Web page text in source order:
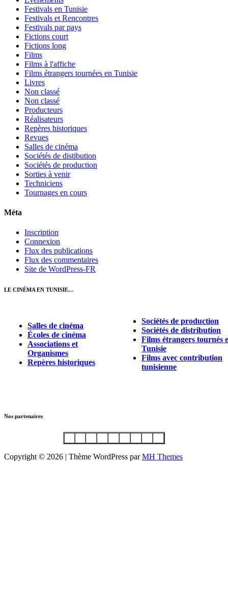
Festivals en Tunisie
Festivals et Rencontres
Festivals par pays
Fictions court
Fictions long
Films
Films à l'affiche
Films étrangers tournées en Tunisie
Livres
Non classé
Non classé
Producteurs
Réalisateurs
Repères historiques
Revues
Salles de cinéma
Sociétés de distibution
Sociétés de production
Sorties à venir
Techniciens
Tournages en cours
Méta
Inscription
Connexion
Flux des publications
Flux des commentaires
Site de WordPress-FR
LE CINÉMA EN TUNISIE…
Salles de cinéma
Écoles de cinéma
Associations et
Organismes
Repères historiques
Sociétés de production
Sociétés de distribution
Films étrangers tournés
Tunisie
Films avec contribution
tunisienne
Nos partenaires
Copyright © 2026 | Thème WordPress parMH Themes